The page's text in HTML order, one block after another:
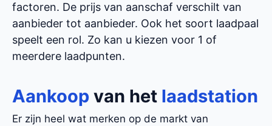
factoren. De prijs van aanschaf verschilt van
aanbieder tot aanbieder. Ook het soort laadpaal
speelt een rol. Zo kan u kiezen voor 1 of
meerdere laadpunten.
Aankoop van het laadstation
Er zijn heel wat merken op de markt van